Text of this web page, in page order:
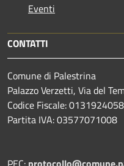
Eventi
CONTATTI
Comune di Palestrina
Palazzo Verzetti, Via del
Codice Fiscale:
Partita IVA: 03577071008